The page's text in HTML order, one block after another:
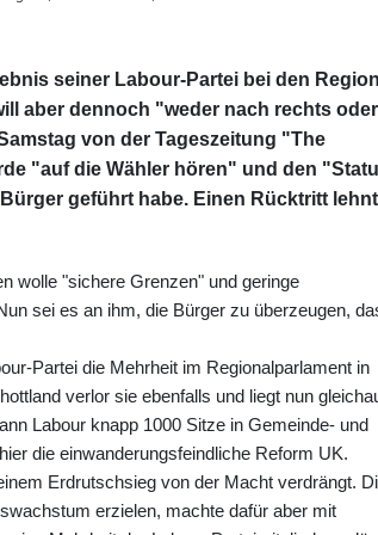
seiner Labour-Partei bei den
aber dennoch "weder nach rechts oder
von der Tageszeitung "The
"auf die Wähler hören" und den
geführt habe. Einen Rücktritt
wolle "sichere Grenzen" und geringe
sei es an ihm, die Bürger zu überzeugen,
Partei die Mehrheit im Regionalparlament in
verlor sie ebenfalls und liegt nun
Labour knapp 1000 Sitze in Gemeinde- und
die einwanderungsfeindliche Reform UK.
Erdrutschsieg von der Macht verdrängt.
erzielen, machte dafür aber mit